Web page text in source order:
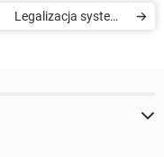
Legalizacja systemu